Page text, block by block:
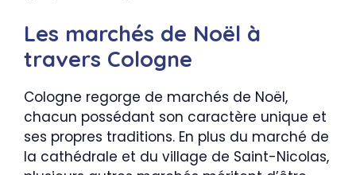
Les marchés de Noël à
travers Cologne
Cologne regorge de marchés de Noël,
chacun possédant son caractère unique et
ses propres traditions. En plus du marché de
la cathédrale et du village de Saint-Nicolas,